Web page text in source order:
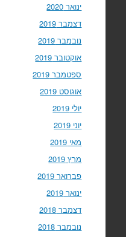
ינואר 2020
דצמבר 2019
נובמבר 2019
אוקטובר 2019
ספטמבר 2019
אוגוסט 2019
יולי 2019
יוני 2019
מאי 2019
מרץ 2019
פברואר 2019
ינואר 2019
דצמבר 2018
נובמבר 2018